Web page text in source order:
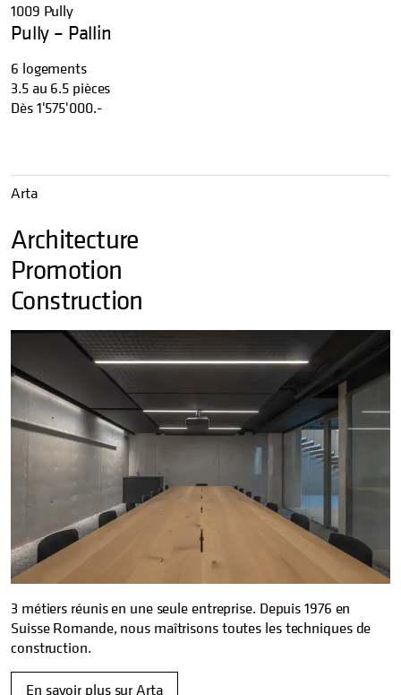
1009 Pully
Pully – Pallin
6 logements
3.5 au 6.5 pièces
Dès1'575'000.-
Arta
Architecture
Promotion
Construction
3 métiers réunis en une seule entreprise. Depuis 1976 en
Suisse Romande, nous maîtrisons toutes les techniques de
construction.
En savoir plus sur Arta